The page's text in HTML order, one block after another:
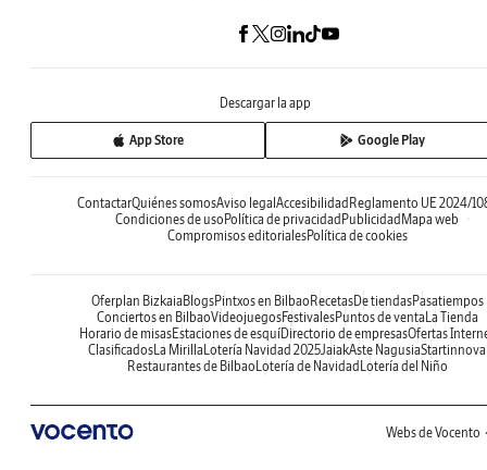
Descargar la app
App Store Google Play
ContactarQuiénes somosAviso legal Accesibilidad Reglamento UE 2024/
Condiciones de uso Política de privacidad Publicidad Mapa web
Compromisos editorialesPolítica de cookies
Oferplan Bizkaia BlogsPintxos en Bilbao RecetasDe tiendasPasatiempos
Conciertos en BilbaoVideojuegosFestivalesPuntos de venta La Tienda
Horario de misasEstaciones de esquíDirectorio de empresasOfertas
Clasificados La Mirilla Lotería Navidad 2025JaiakAste NagusiaStartinnova
Restaurantes de Bilbao Lotería de Navidad Lotería del Niño
Webs de Vocento